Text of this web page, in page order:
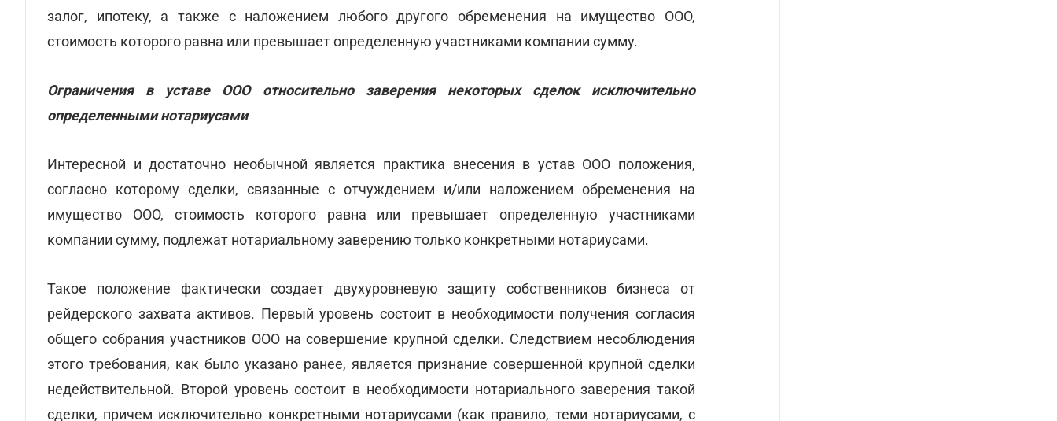
залог, ипотеку, а также с наложением любого другого обременения на имущество ООО,
стоимость которого равна или превышает определенную участниками компании сумму.
Ограничения в уставе ООО относительно заверения некоторых сделок исключительно
определенными нотариусами
Интересной и достаточно необычной является практика внесения в устав ООО положения,
согласно которому сделки, связанные с отчуждением и/или наложением обременения на
имущество ООО, стоимость которого равна или превышает определенную участниками
компании сумму, подлежат нотариальному заверению только конкретными нотариусами.
Такое положение фактически создает двухуровневую защиту собственников бизнеса от
рейдерского захвата активов. Первый уровень состоит в необходимости получения согласия
общего собрания участников ООО на совершение крупной сделки. Следствием несоблюдения
этого требования, как было указано ранее, является признание совершенной крупной сделки
недействительной. Второй уровень состоит в необходимости нотариального заверения такой
сделки, причем исключительно конкретными нотариусами (как правило, теми нотариусами, с